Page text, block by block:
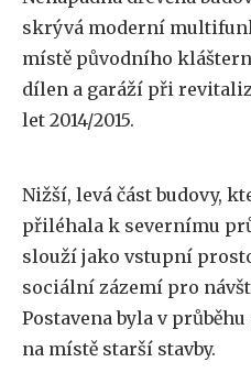
skrývá moderní
místě původního
dílen a garáží při
let 2014/2015.
Nižší, levá část budovy,
přiléhala k severnímu
slouží jako vstupní
sociální zázemí pro
Postavena byla v
na místě starší stavby.